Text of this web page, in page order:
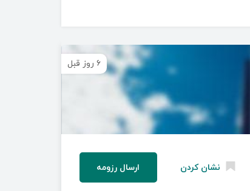
۶ روز قبل
نشان کردن ارسال رزومه